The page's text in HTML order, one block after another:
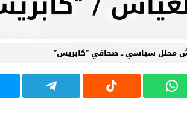
محلل سياسي ــ صحافي “كابريس”